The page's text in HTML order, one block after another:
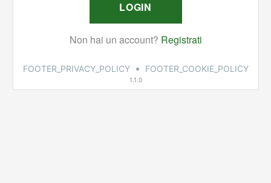
FOOTER_PRIVACY_POLICY • FOOTER_COOKIE_POLICY
1.1.0